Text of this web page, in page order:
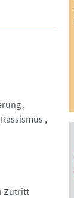
Rassismus
Zutritt